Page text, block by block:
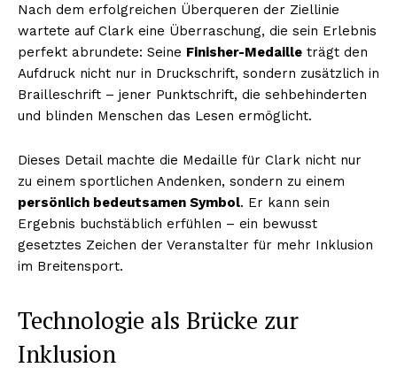
Nach dem erfolgreichen Überqueren der Ziellinie
wartete auf Clark eine Überraschung, die sein Erlebnis
perfekt abrundete: Seine Finisher-Medaille trägt den
Aufdruck nicht nur in Druckschrift, sondern zusätzlich in
Brailleschrift – jener Punktschrift, die sehbehinderten
und blinden Menschen das Lesen ermöglicht.
Dieses Detail machte die Medaille für Clark nicht nur
zu einem sportlichen Andenken, sondern zu einem
persönlich bedeutsamen Symbol. Er kann sein
Ergebnis buchstäblich erfühlen – ein bewusst
gesetztes Zeichen der Veranstalter für mehr Inklusion
im Breitensport.
Technologie als Brücke zur
Inklusion